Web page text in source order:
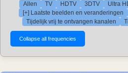
Allen TV HDTV 3DTV Ultra
[+] Laatste beelden en veranderingen
Tijdelijk vrij te ontvangen kanalen